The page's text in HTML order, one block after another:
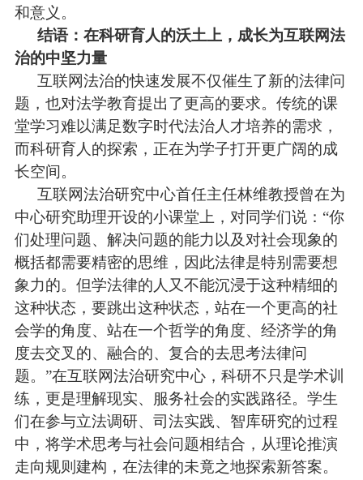
和意义。
结语：在科研育人的沃土上，成长为互联网法
治的中坚力量
互联网法治的快速发展不仅催生了新的法律问
题，也对法学教育提出了更高的要求。传统的课
堂学习难以满足数字时代法治人才培养的需求，
而科研育人的探索，正在为学子打开更广阔的成
长空间。
互联网法治研究中心首任主任林维教授曾在为
中心研究助理开设的小课堂上，对同学们说：“你
们处理问题、解决问题的能力以及对社会现象的
概括都需要精密的思维，因此法律是特别需要想
象力的。但学法律的人又不能沉浸于这种精细的
这种状态，要跳出这种状态，站在一个更高的社
会学的角度、站在一个哲学的角度、经济学的角
度去交叉的、融合的、复合的去思考法律问
题。”在互联网法治研究中心，科研不只是学术训
练，更是理解现实、服务社会的实践路径。学生
们在参与立法调研、司法实践、智库研究的过程
中，将学术思考与社会问题相结合，从理论推演
走向规则建构，在法律的未竟之地探索新答案。